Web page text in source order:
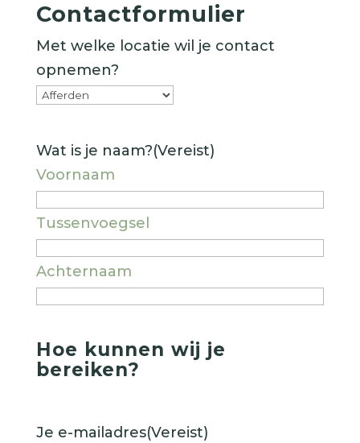
Contactformulier
Met welke locatie wil je contact
opnemen?
Wat is je naam?(Vereist)
Voornaam
Tussenvoegsel
Achternaam
Hoe kunnen wij je
bereiken?
Je e-mailadres(Vereist)